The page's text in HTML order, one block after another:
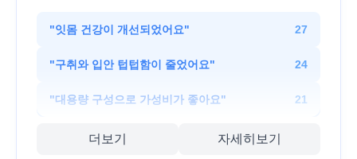
"잇몸 건강이 개선되었어요" 27
"구취와 입안 텁텁함이 줄었어요" 24
"대용량 구성으로 가성비가 좋아요" 21
더보기 자세히보기